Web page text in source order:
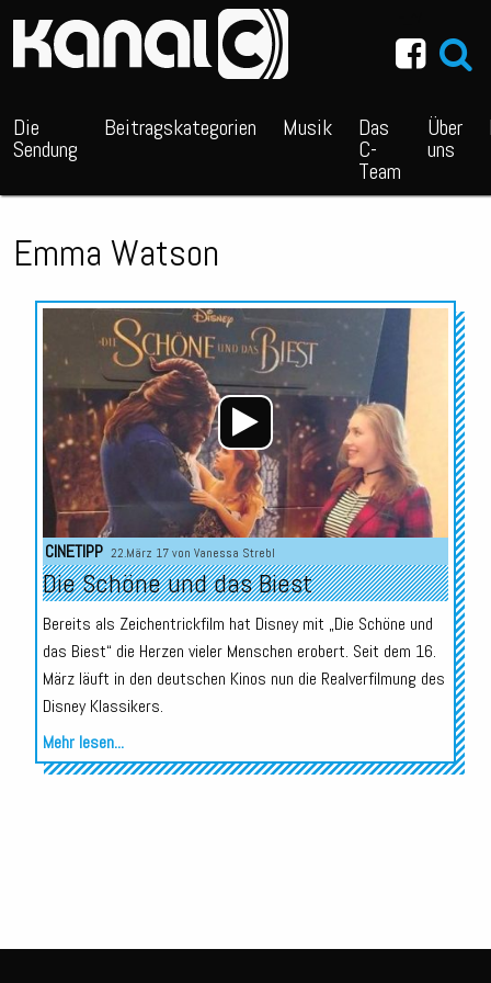
Die
Sendung
Beitragskategorien Musik Das
C-
Team
Über
uns
Emma Watson
Audio-
Player
CINETIPP 22.März 17 von Vanessa Strebl
Die Schöne und das Biest
Bereits als Zeichentrickfilm hat Disney mit „Die Schöne und
das Biest“ die Herzen vieler Menschen erobert. Seit dem 16.
März läuft in den deutschen Kinos nun die Realverfilmung des
Disney Klassikers.
Mehr lesen...